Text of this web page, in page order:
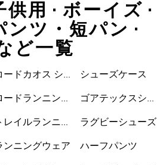
用 • ボーイズ •
ンツ・短パン •
ど一覧
ードカオス シ
ードランニング
レイルランニン
ンニングウェア
シューズケース
ゴアテックスシュ
ラグビーシューズ
ハーフパンツ